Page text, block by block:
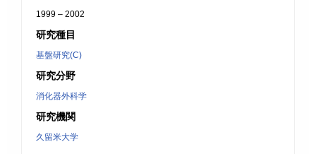
1999 – 2002
研究種目
基盤研究(C)
研究分野
消化器外科学
研究機関
久留米大学